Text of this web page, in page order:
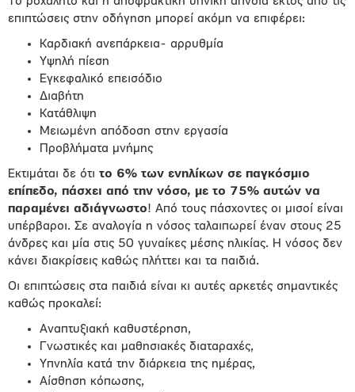
επιπτώσεις στην οδήγηση μπορεί ακόμη να επιφέρει:
Καρδιακή ανεπάρκεια- αρρυθμία
Υψηλή πίεση
Εγκεφαλικό επεισόδιο
Διαβήτη
Κατάθλιψη
Μειωμένη απόδοση στην εργασία
Προβλήματα μνήμης
Εκτιμάται δε ότι το 6% των ενηλίκων σε παγκόσμιο
επίπεδο, πάσχει από την νόσο, με το 75% αυτών να
παραμένει αδιάγνωστο! Από τους πάσχοντες οι μισοί είναι
υπέρβαροι. Σε αναλογία η νόσος ταλαιπωρεί έναν στους 25
άνδρες και μία στις 50 γυναίκες μέσης ηλικίας. Η νόσος δεν
κάνει διακρίσεις καθώς πλήττει και τα παιδιά.
Οι επιπτώσεις στα παιδιά είναι κι αυτές αρκετές σημαντικές
καθώς προκαλεί:
Αναπτυξιακή καθυστέρηση,
Γνωστικές και μαθησιακές διαταραχές,
Υπνηλία κατά την διάρκεια της ημέρας,
Αίσθηση κόπωσης,